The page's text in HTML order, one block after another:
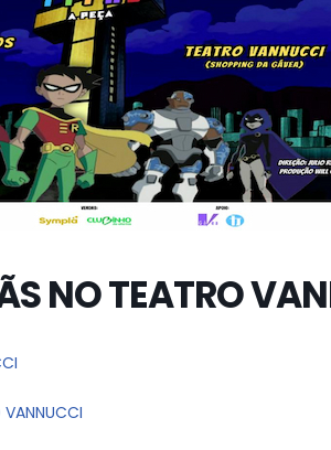
NO TEATRO
VANNUCCI